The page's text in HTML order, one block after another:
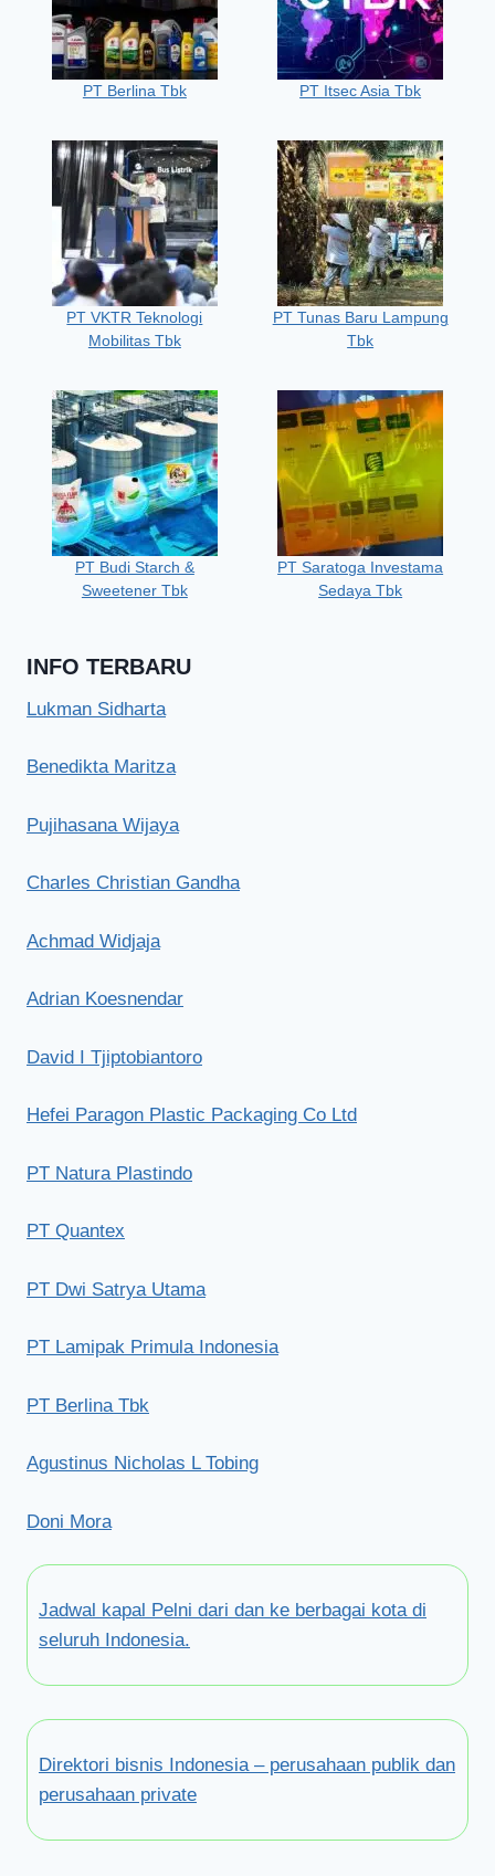
PT Berlina Tbk PT Itsec Asia Tbk
PT VKTR Teknologi
Mobilitas Tbk
PT Tunas Baru Lampung
Tbk
PT Budi Starch &
Sweetener Tbk
PT Saratoga Investama
Sedaya Tbk
INFO TERBARU
Lukman Sidharta
Benedikta Maritza
Pujihasana Wijaya
Charles Christian Gandha
Achmad Widjaja
Adrian Koesnendar
David I Tjiptobiantoro
Hefei Paragon Plastic Packaging Co Ltd
PT Natura Plastindo
PT Quantex
PT Dwi Satrya Utama
PT Lamipak Primula Indonesia
PT Berlina Tbk
Agustinus Nicholas L Tobing
Doni Mora
Jadwal kapal Pelni dari dan ke berbagai kota di
seluruh Indonesia.
Direktori bisnis Indonesia – perusahaan publik dan
perusahaan private